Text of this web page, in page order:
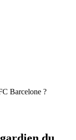
Barcelone ?